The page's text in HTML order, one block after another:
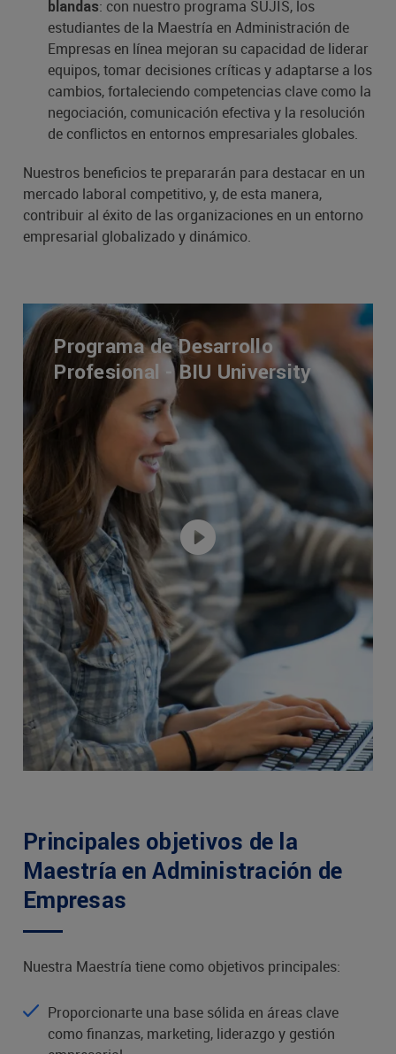
blandas: con nuestro programa SUJIS, los
estudiantes de la Maestría en Administración de
Empresas en línea mejoran su capacidad de liderar
equipos, tomar decisiones críticas y adaptarse a los
cambios, fortaleciendo competencias clave como la
negociación, comunicación efectiva y la resolución
de conflictos en entornos empresariales globales.
Nuestros beneficios te prepararán para destacar en un
mercado laboral competitivo, y, de esta manera,
contribuir al éxito de las organizaciones en un entorno
empresarial globalizado y dinámico.
Programa de Desarrollo
Profesional - BIU University
Principales objetivos de la
Maestría en Administración de
Empresas
Nuestra Maestría tiene como objetivos principales:
Proporcionarte una base sólida en áreas clave
como finanzas, marketing, liderazgo y gestión